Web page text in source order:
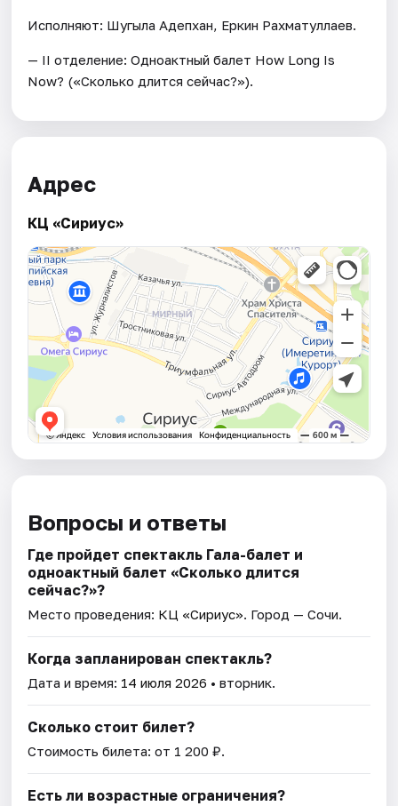
Исполняют: Шугыла Адепхан, Еркин Рахматуллаев.
— II отделение: Одноактный балет How Long Is
Now? («Сколько длится сейчас?»).
Адрес
КЦ «Сириус»
Вопросы и ответы
Где пройдет спектакль Гала-балет и
одноактный балет «Сколько длится
сейчас?»?
Место проведения: КЦ «Сириус». Город — Сочи.
Когда запланирован спектакль?
Дата и время: 14 июля 2026 • вторник.
Сколько стоит билет?
Стоимость билета: от 1 200 ₽.
Есть ли возрастные ограничения?